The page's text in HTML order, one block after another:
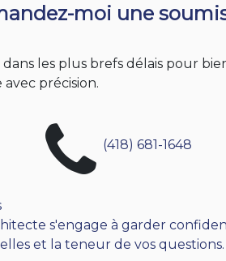
moi une
les plus brefs délais pour
précision.
(418) 681-1648
s'engage à garder
et la teneur de vos questions.